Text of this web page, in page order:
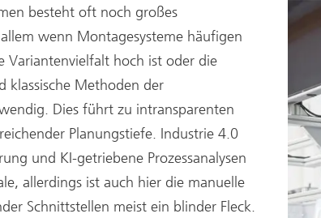
e
r
d
I
n k
besteht oft noch großes
wenn Montagesysteme häufigen
Variantenvielfalt hoch ist oder die
klassische Methoden der
Dies führt zu intransparenten
Planungstiefe. Industrie 4.0
und KI-getriebene Prozessanalysen
allerdings ist auch hier die manuelle
Schnittstellen meist ein blinder Fleck.